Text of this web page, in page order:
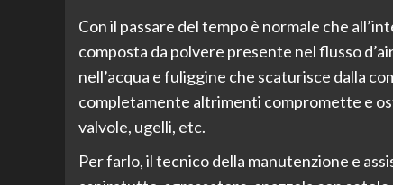
Con il passare del tempo è normale che
composta da polvere presente nel flusso
nell’acqua e fuliggine che scaturisce dalla
completamente altrimenti compromette e
valvole, ugelli, etc.
Per farlo, il tecnico della manutenzione e